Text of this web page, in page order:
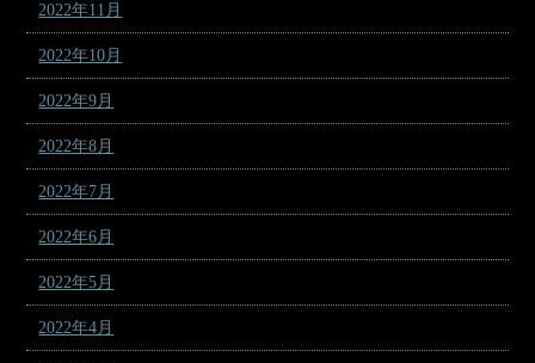
2022年11月
2022年10月
2022年9月
2022年8月
2022年7月
2022年6月
2022年5月
2022年4月